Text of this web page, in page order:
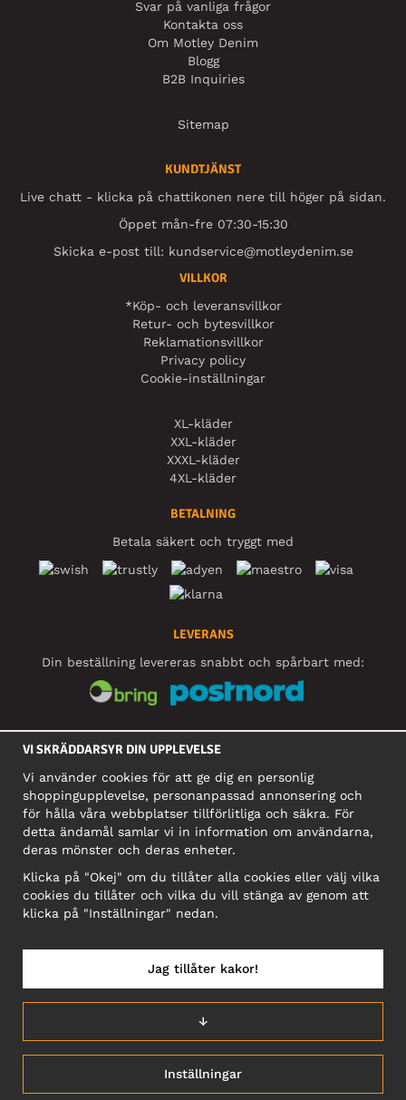
Svar på vanliga frågor
Kontakta oss
Om Motley Denim
Blogg
B2B Inquiries
Sitemap
KUNDTJÄNST
Live chatt - klicka på chattikonen nere till höger på sidan.
Öppet mån-fre 07:30-15:30
Skicka e-post till: kundservice@motleydenim.se
VILLKOR
*Köp- och leveransvillkor
Retur- och bytesvillkor
Reklamationsvillkor
Privacy policy
Cookie-inställningar
XL-kläder
XXL-kläder
XXXL-kläder
4XL-kläder
BETALNING
Betala säkert och tryggt med
LEVERANS
Din beställning levereras snabbt och spårbart med:
SOCIALA MEDIER
FÖRETAG
Motley Denim Europe OÜ
Narva mnt 5, EE-10117 Tallinn
Org: 12356245, Momsnummer: SE502090048501
OBS! Skicka inte varureturer till denna adress!
SVERIGE/SVENSKA
VI SKRÄDDARSYR DIN UPPLEVELSE
Vi använder cookies för att ge dig en personlig
shoppingupplevelse, personanpassad annonsering och
för hålla våra webbplatser tillförlitliga och säkra. För
detta ändamål samlar vi in information om användarna,
deras mönster och deras enheter.
Klicka på "Okej" om du tillåter alla cookies eller välj vilka
cookies du tillåter och vilka du vill stänga av genom att
klicka på "Inställningar" nedan.
Inställningar
↓
Jag tillåter kakor!